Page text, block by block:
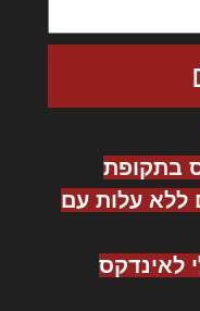
בתקופת
ללא עלות עם
לאינדקס